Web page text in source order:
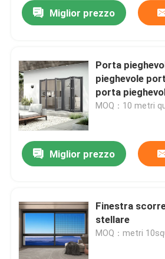
Miglior prezzo
Porta
pieghevole
porta
porta
MOQ：10 metri
Miglior prezzo
Finestra
stellare
MOQ：metri